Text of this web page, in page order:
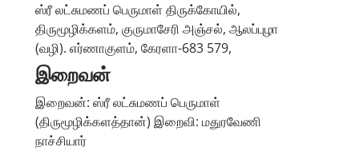
ஸ்ரீ லட்சுமணப் பெருமாள் திருக்கோயில்,
திருமூழிக்களம், குருமாசேரி அஞ்சல், ஆலப்புழா
(வழி). எர்ணாகுளம், கேரளா-683 579,
இறைவன்
இறைவன்: ஸ்ரீ லட்சுமணப் பெருமாள்
(திருமூழிக்களத்தான்) இறைவி: மதுரவேணி
நாச்சியார்